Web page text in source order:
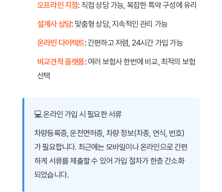
오프라인 지점: 직접 상담 가능, 복잡한 특약 구성에 유리
설계사 상담: 맞춤형 상담, 지속적인 관리 가능
온라인 다이렉트: 간편하고 저렴, 24시간 가입 가능
비교견적 플랫폼: 여러 보험사 한번에 비교, 최적의 보험
선택
💻 온라인 가입 시 필요한 서류
차량등록증, 운전면허증, 차량 정보(차종, 연식, 번호)
가 필요합니다. 최근에는 모바일이나 온라인으로 간편
하게 서류를 제출할 수 있어 가입 절차가 한층 간소화
되었습니다.